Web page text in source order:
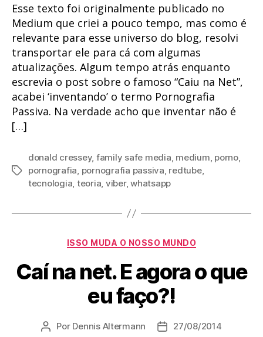
Esse texto foi originalmente publicado no
Medium que criei a pouco tempo, mas como é
relevante para esse universo do blog, resolvi
transportar ele para cá com algumas
atualizações. Algum tempo atrás enquanto
escrevia o post sobre o famoso “Caiu na Net”,
acabei ‘inventando’ o termo Pornografia
Passiva. Na verdade acho que inventar não é
[…]
Tags
donald cressey, family safe media, medium, porno,
pornografia, pornografia passiva, redtube,
tecnologia, teoria, viber,whatsapp
Categorias
ISSO MUDA O NOSSO MUNDO
Caí na net. E agora o que
eu faço?!
Autor
Por Dennis Altermann
Data27/08/2014